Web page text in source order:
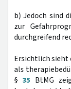
b) Jedoch sind
zur
durchgreifend
Ersichtlich sieht
als
§35 BtMG